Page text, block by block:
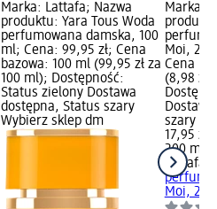
Marka: Lattafa; Nazwa
produktu: Yara Tous Woda
perfumowana damska, 100
ml; Cena: 99,95 zł; Cena
bazowa: 100 ml (99,95 zł za
100 ml); Dostępność:
Status zielony Dostawa
dostępna, Status szary
Wybierz sklep dm
Marka:
Moi,
Cena
(8,98 zł
szary
17,95 zł
200 ml
Lattafa
Moi,